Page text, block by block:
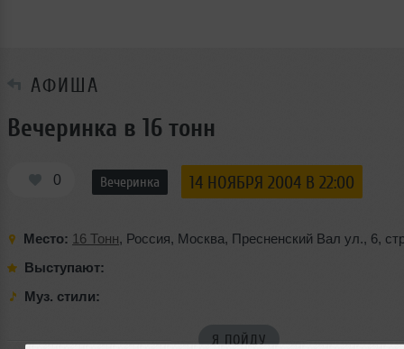
АФИША
Вечеринка в 16 тонн
0 Вечеринка 14 НОЯБРЯ 2004 В 22:00
Место: 16 Тонн, Россия, Москва, Пресненский Вал ул., 6,
Выступают:
Муз. стили:
Я ПОЙДУ